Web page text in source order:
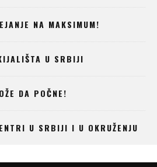
NA MAKSIMUM!
U SRBIJI
DA POČNE!
U SRBIJI I U OKRUŽENJU